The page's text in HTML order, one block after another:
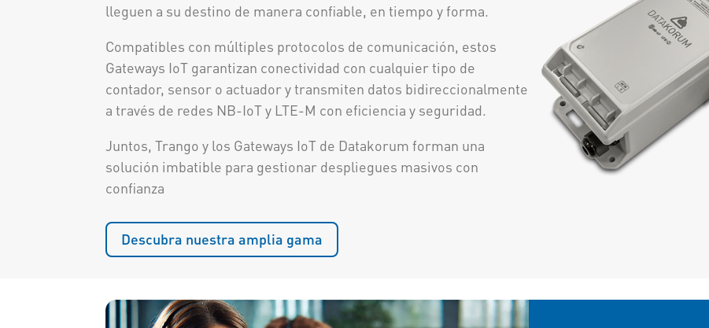
lleguen a su destino de manera confiable, en tiempo y forma.
Compatibles con múltiples protocolos de comunicación, estos
Gateways IoT garantizan conectividad con cualquier tipo de
contador, sensor o actuador y transmiten datos bidireccionalmente
a través de redes NB-IoT y LTE-M con eficiencia y seguridad.
Juntos, Trango y los Gateways IoT de Datakorum forman una
solución imbatible para gestionar despliegues masivos con
confianza
Descubra nuestra amplia gama